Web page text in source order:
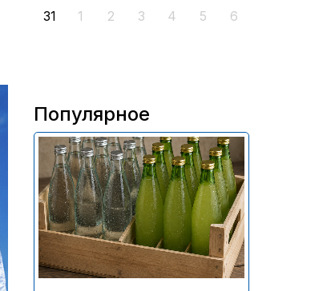
31
1 2 3 4 5 6
Популярное
В России приостановили
продажу более 70 тыс.
бутылок питьевой воды и
безалкогольных напитков
армянского производства